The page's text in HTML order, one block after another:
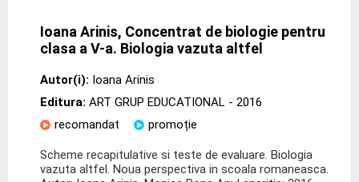
Ioana Arinis, Concentrat de biologie pentru
clasa a V-a. Biologia vazuta altfel
Autor(i): Ioana Arinis
Editura: ART GRUP EDUCATIONAL - 2016
recomandat
promoție
Scheme recapitulative si teste de evaluare. Biologia
vazuta altfel. Noua perspectiva in scoala romaneasca.